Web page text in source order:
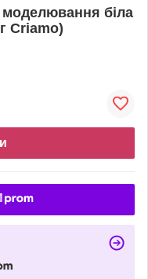
біла
Criamo)